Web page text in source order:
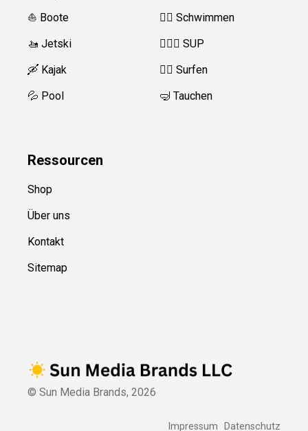
⛵️ Boote
🚤 Jetski
🛶 Kajak
💦 Pool
🏊‍♂️ Schwimmen
🏄‍♀️🛶 SUP
🏄‍♂️ Surfen
🤿 Tauchen
Ressourcen
Shop
Über uns
Kontakt
Sitemap
© Sun Media Brands, 2026
Impressum Datenschutz